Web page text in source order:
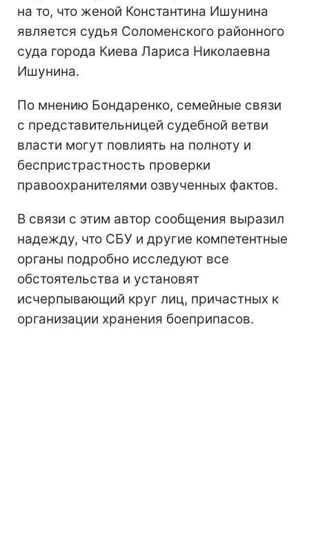
на то, что женой Константина Ишунина
является судья Соломенского районного
суда города Киева Лариса Николаевна
Ишунина.
По мнению Бондаренко, семейные связи
с представительницей судебной ветви
власти могут повлиять на полноту и
беспристрастность проверки
правоохранителями озвученных фактов.
В связи с этим автор сообщения выразил
надежду, что СБУ и другие компетентные
органы подробно исследуют все
обстоятельства и установят
исчерпывающий круг лиц, причастных к
организации хранения боеприпасов.